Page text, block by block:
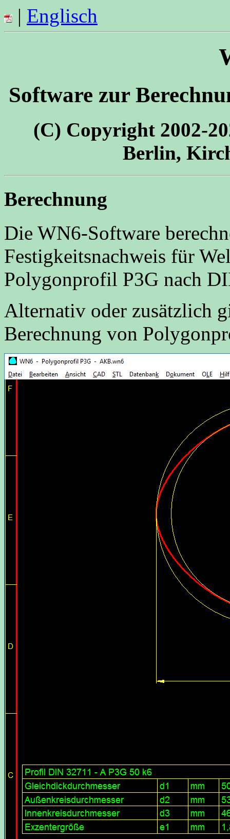
| Englisch
Software zur
(C) Copyright 2002-
Berlin,
Berechnung
Die WN6-Software
Festigkeitsnachweis für
Polygonprofil P3G nach
Alternativ oder zusätzlich
Berechnung von